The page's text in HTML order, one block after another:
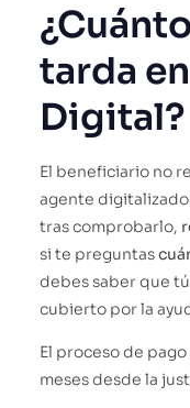
tarda
Digital?
El beneficiario no
agente
tras comprobarlo,
si te preguntas
debes saber que
cubierto por la
El proceso de
meses desde la